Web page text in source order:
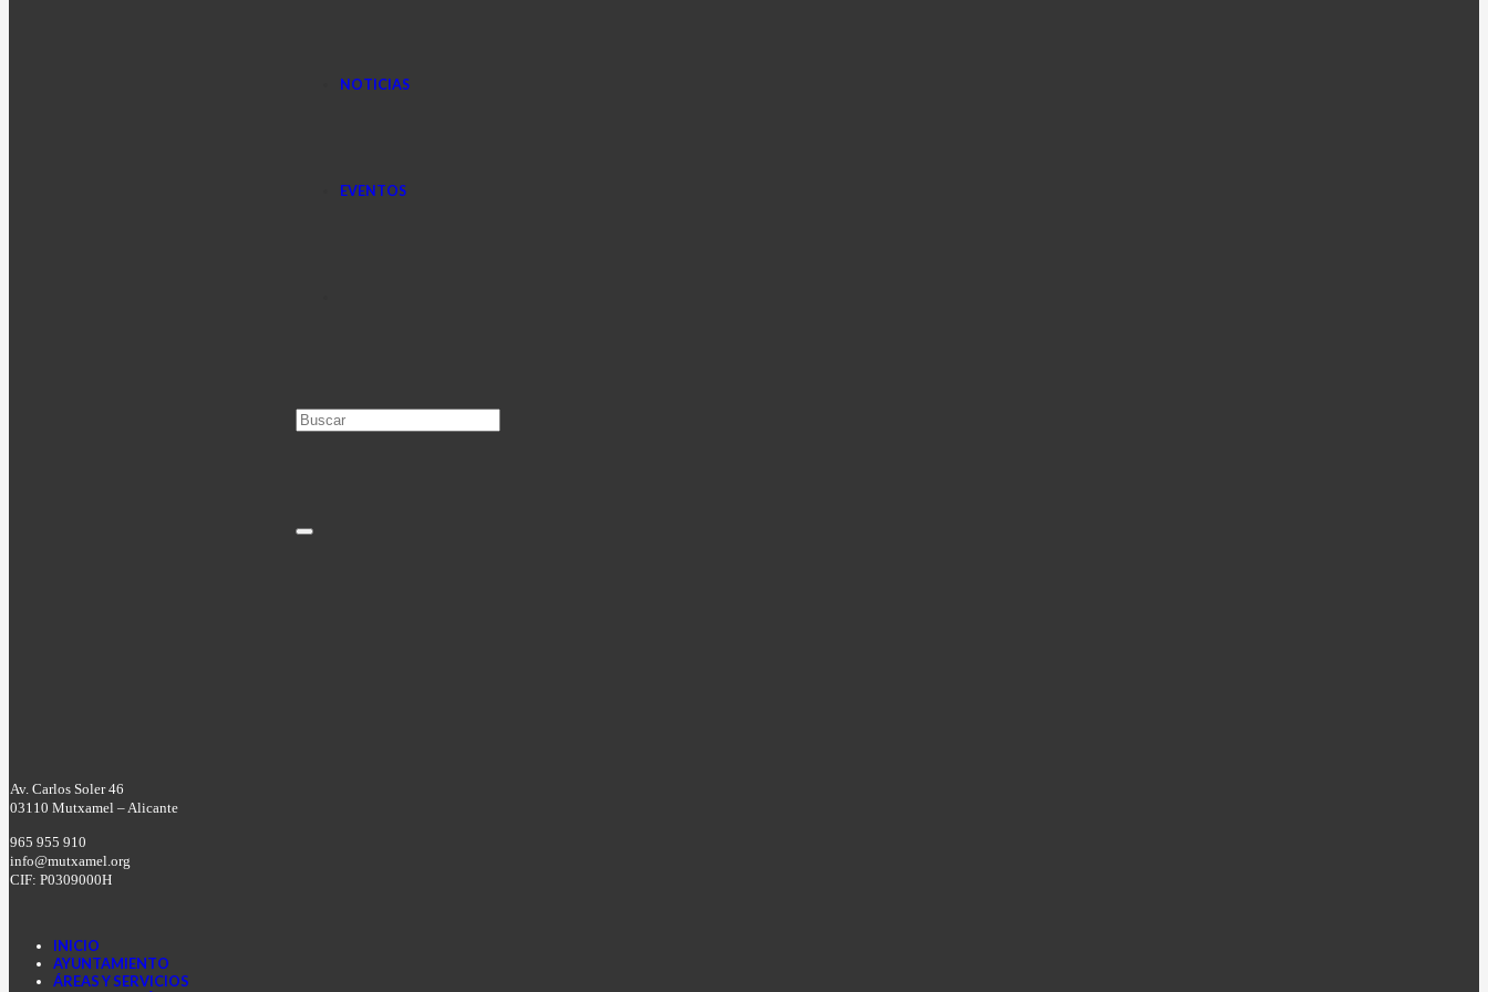
NOTICIAS
EVENTOS
Av. Carlos Soler 46
03110 Mutxamel – Alicante
965 955 910
info@mutxamel.org
CIF: P0309000H
INICIO
AYUNTAMIENTO
ÁREAS Y SERVICIOS